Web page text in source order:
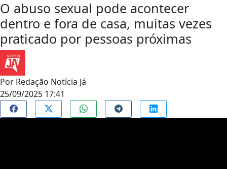
O abuso sexual pode acontecer
dentro e fora de casa, muitas vezes
praticado por pessoas próximas
Por Redação Notícia Já
25/09/2025 17:41